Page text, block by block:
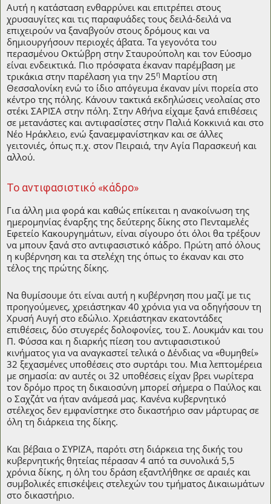
Αυτή η κατάσταση ενθαρρύνει και επιτρέπει στους
χρυσαυγίτες και τις παραφυάδες τους δειλά-δειλά να
επιχειρούν να ξαναβγούν στους δρόμους και να
δημιουργήσουν περιοχές άβατα. Τα γεγονότα του
περασμένου Οκτώβρη στην Σταυρούπολη και τον Εύοσμο
είναι ενδεικτικά. Πιο πρόσφατα έκαναν παρέμβαση με
τρικάκια στην παρέλαση για την 25η Μαρτίου στη
Θεσσαλονίκη ενώ το ίδιο απόγευμα έκαναν μίνι πορεία στο
κέντρο της πόλης. Κάνουν τακτικά εκδηλώσεις νεολαίας στο
στέκι ΣΑΡΙΣΑ στην πόλη. Στην Αθήνα είχαμε ξανά επιθέσεις
σε μετανάστες και αντιφασίστες στην Παλιά Κοκκινιά και στο
Νέο Ηράκλειο, ενώ ξαναεμφανίστηκαν και σε άλλες
γειτονιές, όπως π.χ. στον Πειραιά, την Αγία Παρασκευή και
αλλού.
Το αντιφασιστικό «κάδρο»
Για άλλη μια φορά και καθώς επίκειται η ανακοίνωση της
ημερομηνίας έναρξης της δεύτερης δίκης στο Πενταμελές
Εφετείο Κακουργημάτων, είναι σίγουρο ότι όλοι θα τρέξουν
να μπουν ξανά στο αντιφασιστικό κάδρο. Πρώτη από όλους
η κυβέρνηση και τα στελέχη της όπως το έκαναν και στο
τέλος της πρώτης δίκης.
Να θυμίσουμε ότι είναι αυτή η κυβέρνηση που μαζί με τις
προηγούμενες, χρειάστηκαν 40 χρόνια για να οδηγήσουν τη
Χρυσή Αυγή στο εδώλιο. Χρειάστηκαν εκατοντάδες
επιθέσεις, δύο στυγερές δολοφονίες, του Σ. Λουκμάν και του
Π. Φύσσα και η διαρκής πίεση του αντιφασιστικού
κινήματος για να αναγκαστεί τελικά ο Δένδιας να «θυμηθεί»
32 ξεχασμένες υποθέσεις στο συρτάρι του. Μια λεπτομέρεια
με σημασία: αν αυτές οι 32 υποθέσεις είχαν βρει νωρίτερα
τον δρόμο προς τη δικαιοσύνη μπορεί σήμερα ο Παύλος και
ο Σαχζάτ να ήταν ανάμεσά μας. Κανένα κυβερνητικό
στέλεχος δεν εμφανίστηκε στο δικαστήριο σαν μάρτυρας σε
όλη τη διάρκεια της δίκης.
Και βέβαια ο ΣΥΡΙΖΑ, παρότι στη διάρκεια της δικής του
κυβερνητικής θητείας πέρασαν 4 από τα συνολικά 5,5
χρόνια δίκης, η όλη του δράση εξαντλήθηκε σε αραιές και
συμβολικές επισκέψεις στελεχών του τμήματος Δικαιωμάτων
στο δικαστήριο.